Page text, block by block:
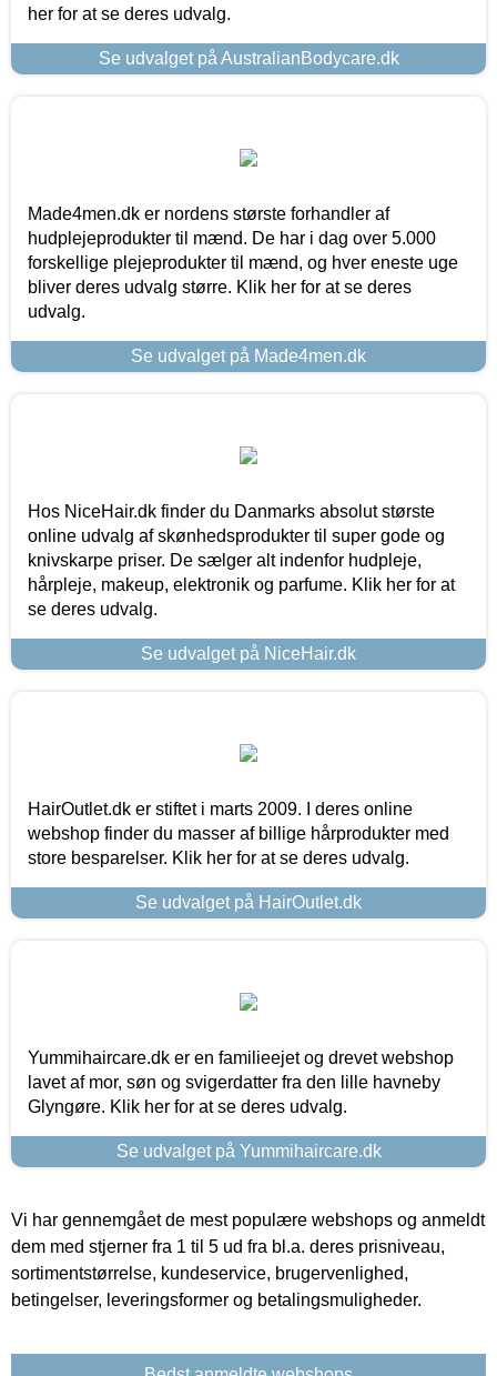
her for at se deres udvalg.
Se udvalget på AustralianBodycare.dk
Made4men.dk er nordens største forhandler af
hudplejeprodukter til mænd. De har i dag over 5.000
forskellige plejeprodukter til mænd, og hver eneste uge
bliver deres udvalg større. Klik her for at se deres
udvalg.
Se udvalget på Made4men.dk
Hos NiceHair.dk finder du Danmarks absolut største
online udvalg af skønhedsprodukter til super gode og
knivskarpe priser. De sælger alt indenfor hudpleje,
hårpleje, makeup, elektronik og parfume. Klik her for at
se deres udvalg.
Se udvalget på NiceHair.dk
HairOutlet.dk er stiftet i marts 2009. I deres online
webshop finder du masser af billige hårprodukter med
store besparelser. Klik her for at se deres udvalg.
Se udvalget på HairOutlet.dk
Yummihaircare.dk er en familieejet og drevet webshop
lavet af mor, søn og svigerdatter fra den lille havneby
Glyngøre. Klik her for at se deres udvalg.
Se udvalget på Yummihaircare.dk
Vi har gennemgået de mest populære webshops og anmeldt
dem med stjerner fra 1 til 5 ud fra bl.a. deres prisniveau,
sortimentstørrelse, kundeservice, brugervenlighed,
betingelser, leveringsformer og betalingsmuligheder.